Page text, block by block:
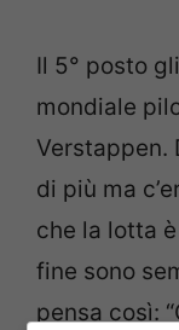
Il 5° posto
mondiale
Verstappen.
di più ma
che la lotta
fine sono
pensa così: